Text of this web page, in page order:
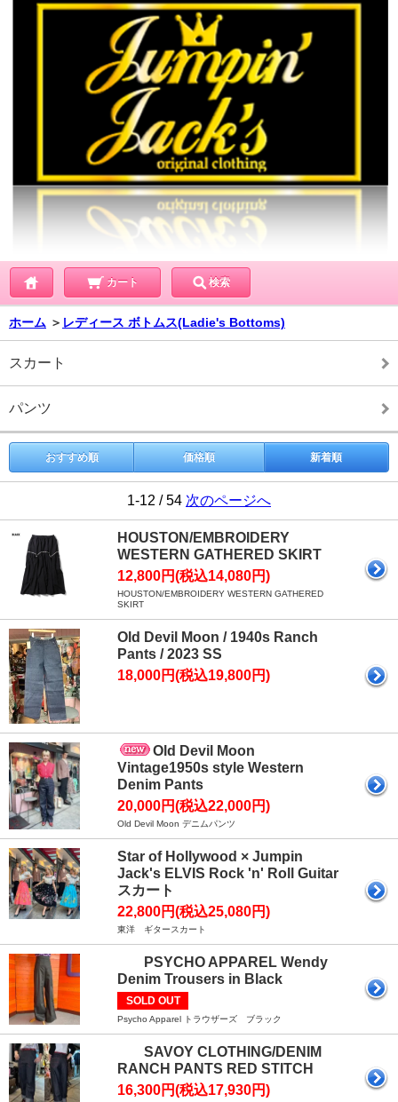
カート 検索
ホーム ＞ レディース ボトムス(Ladie's Bottoms)
スカート
パンツ
おすすめ順 価格順 新着順
1-12 / 54 次のページへ
HOUSTON/EMBROIDERY
WESTERN GATHERED SKIRT
12,800円(税込14,080円)
HOUSTON/EMBROIDERY WESTERN GATHERED
SKIRT
Old Devil Moon / 1940s Ranch
Pants / 2023 SS
18,000円(税込19,800円)
Old Devil Moon
Vintage1950s style Western
Denim Pants
20,000円(税込22,000円)
Old Devil Moon デニムパンツ
Star of Hollywood × Jumpin
Jack's ELVIS Rock 'n' Roll Guitar
スカート
22,800円(税込25,080円)
東洋 ギタースカート
PSYCHO APPAREL Wendy
Denim Trousers in Black
SOLD OUT
Psycho Apparel トラウザーズ ブラック
SAVOY CLOTHING/DENIM
RANCH PANTS RED STITCH
16,300円(税込17,930円)